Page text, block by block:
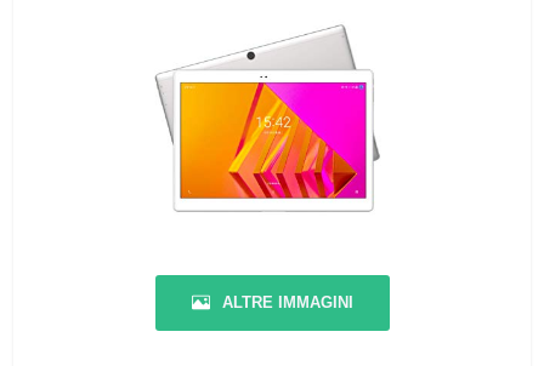
ALTRE IMMAGINI